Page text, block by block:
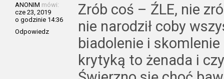
ANONIM mówi:
cze 23, 2019
o godzinie 14:36
Odpowiedz
Zrób coś – ŹLE, nie
nie narodził coby
biadolenie i
krytyką to żenada i